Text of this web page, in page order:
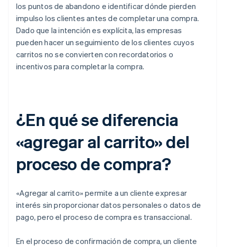
los puntos de abandono e identificar dónde pierden
impulso los clientes antes de completar una compra.
Dado que la intención es explícita, las empresas
pueden hacer un seguimiento de los clientes cuyos
carritos no se convierten con recordatorios o
incentivos para completar la compra.
¿En qué se diferencia
«agregar al carrito» del
proceso de compra?
«Agregar al carrito» permite a un cliente expresar
interés sin proporcionar datos personales o datos de
pago, pero el proceso de compra es transaccional.
En el proceso de confirmación de compra, un cliente